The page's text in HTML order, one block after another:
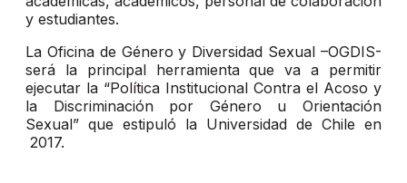
y estudiantes.
La Oficina de Género y Diversidad Sexual –OGDIS-
será la principal herramienta que va a permitir
ejecutar la “Política Institucional Contra el Acoso y
la Discriminación por Género u Orientación
Sexual” que estipuló la Universidad de Chile en
2017.